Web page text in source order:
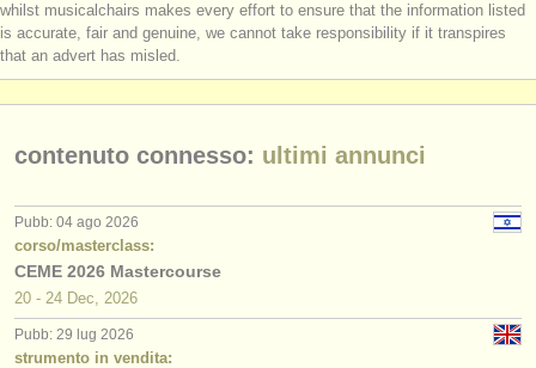
orchestre giovanili
contattaci
rss feeds
notizie di musica classica
editori:
pubblica con noi
whilst musicalchairs makes every effort to ensure that the information listed
is accurate, fair and genuine, we cannot take responsibility if it transpires
that an advert has misled.
contenuto connesso: ultimi annunci
Pubb: 04 ago 2026
corso/masterclass:
CEME 2026 Mastercourse
20 - 24 Dec, 2026
Pubb: 29 lug 2026
strumento in vendita: